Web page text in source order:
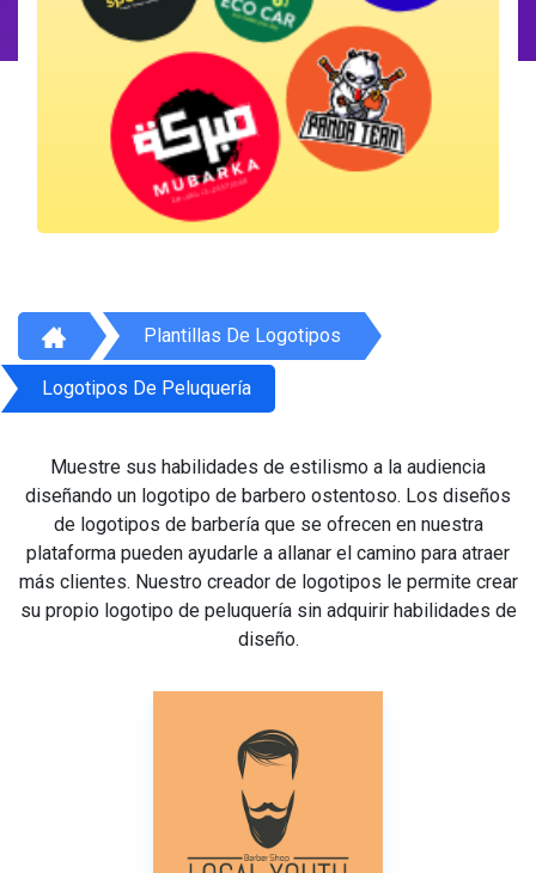
Plantillas De Logotipos
Logotipos De Peluquería
Muestre sus habilidades de estilismo a la audiencia
diseñando un logotipo de barbero ostentoso. Los diseños
de logotipos de barbería que se ofrecen en nuestra
plataforma pueden ayudarle a allanar el camino para atraer
más clientes. Nuestro creador de logotipos le permite crear
su propio logotipo de peluquería sin adquirir habilidades de
diseño.